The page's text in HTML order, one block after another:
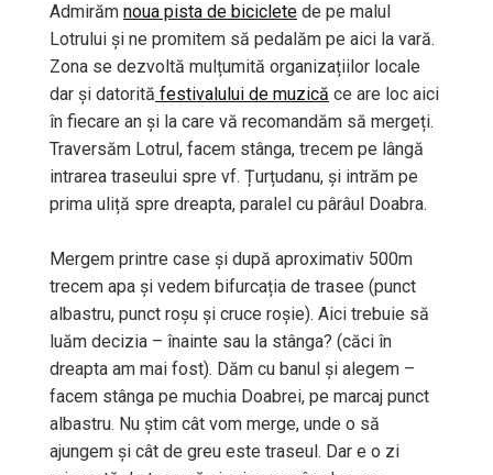
Admirăm noua pista de biciclete de pe malul
Lotrului și ne promitem să pedalăm pe aici la vară.
Zona se dezvoltă mulțumită organizațiilor locale
dar și datorită festivalului de muzică ce are loc aici
în fiecare an și la care vă recomandăm să mergeți.
Traversăm Lotrul, facem stânga, trecem pe lângă
intrarea traseului spre vf. Țurțudanu, și intrăm pe
prima uliță spre dreapta, paralel cu pârâul Doabra.
Mergem printre case și după aproximativ 500m
trecem apa și vedem bifurcația de trasee (punct
albastru, punct roșu și cruce roșie). Aici trebuie să
luăm decizia – înainte sau la stânga? (căci în
dreapta am mai fost). Dăm cu banul și alegem –
facem stânga pe muchia Doabrei, pe marcaj punct
albastru. Nu știm cât vom merge, unde o să
ajungem și cât de greu este traseul. Dar e o zi